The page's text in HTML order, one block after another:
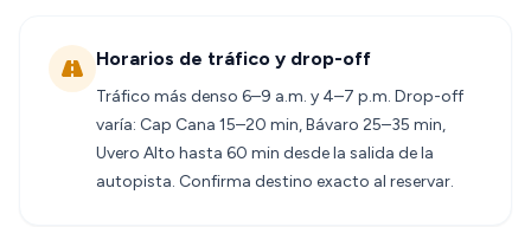
Horarios de tráfico y drop-off
Tráfico más denso 6–9 a.m. y 4–7 p.m. Drop-off
varía: Cap Cana 15–20 min, Bávaro 25–35 min,
Uvero Alto hasta 60 min desde la salida de la
autopista. Confirma destino exacto al reservar.